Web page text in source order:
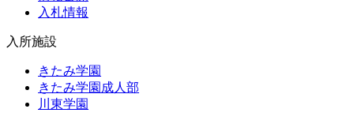
入札情報
入所施設
きたみ学園
きたみ学園成人部
川東学園